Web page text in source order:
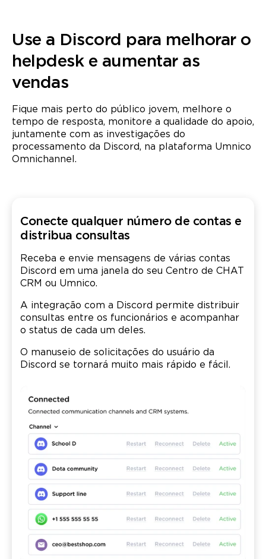
Use a Discord para melhorar o
helpdesk e aumentar as
vendas
Fique mais perto do público jovem, melhore o
tempo de resposta, monitore a qualidade do apoio,
juntamente com as investigações do
processamento da Discord, na plataforma Umnico
Omnichannel.
Conecte qualquer número de contas e
distribua consultas
Receba e envie mensagens de várias contas
Discord em uma janela do seu Centro de CHAT
CRM ou Umnico.
A integração com a Discord permite distribuir
consultas entre os funcionários e acompanhar
o status de cada um deles.
O manuseio de solicitações do usuário da
Discord se tornará muito mais rápido e fácil.